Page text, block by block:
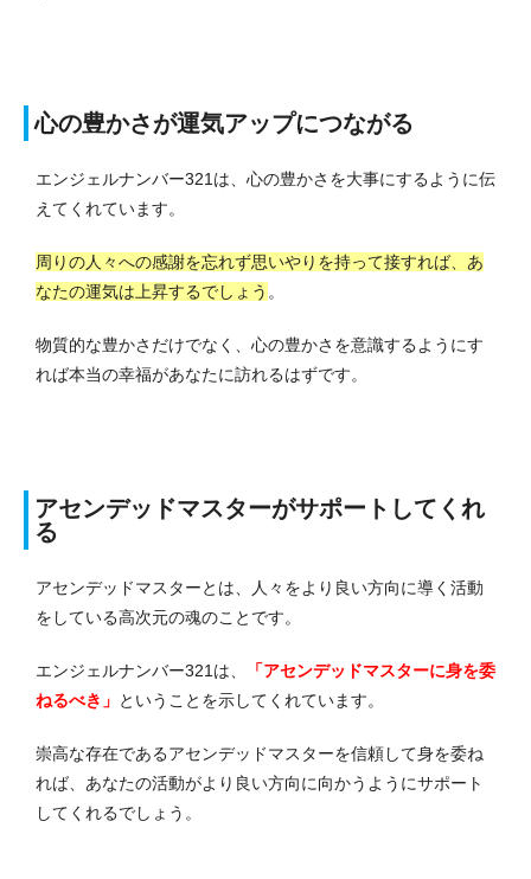
心の豊かさが運気アップにつながる
エンジェルナンバー321は、心の豊かさを大事にするように伝
えてくれています。
周りの人々への感謝を忘れず思いやりを持って接すれば、あ
なたの運気は上昇するでしょう 。
物質的な豊かさだけでなく、心の豊かさを意識するようにす
れば本当の幸福があなたに訪れるはずです。
アセンデッドマスターがサポートしてくれ
る
アセンデッドマスターとは、人々をより良い方向に導く活動
をしている高次元の魂のことです。
エンジェルナンバー321は、
「アセンデッドマスターに身を委
ねるべき」 ということを示してくれています。
崇高な存在であるアセンデッドマスターを信頼して身を委ね
れば、あなたの活動がより良い方向に向かうようにサポート
してくれるでしょう。